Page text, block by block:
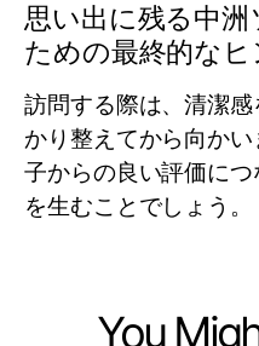
思い出に残る中
ための最終的なヒ
訪問する際は、清潔
かり整えてから向か
子からの良い評価に
を生むことでしょう。
You